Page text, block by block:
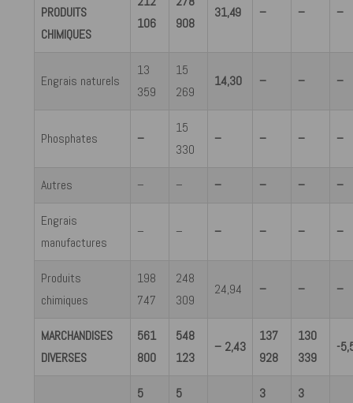
PRODUITS
CHIMIQUES
106
908
31,49 – – –
Engrais naturels
13
359
15
269
14,30 – – –
Phosphates –
15
330
– – – –
Autres – – – – – –
Engrais
manufactures
– – – – – –
Produits
chimiques
198
747
248
309
24,94 – – –
MARCHANDISES
DIVERSES
561
800
548
123
– 2,43
137
928
130
339
-
5
5
3
3